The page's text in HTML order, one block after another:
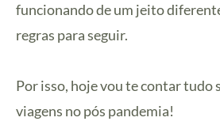
funcionando de um jeito
regras para seguir.
Por isso, hoje vou te contar tudo
viagens no pós pandemia!